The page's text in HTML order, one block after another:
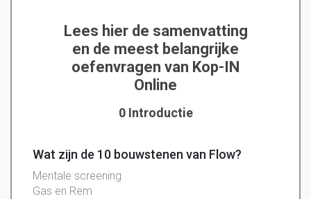
Lees hier de samenvatting
en de meest belangrijke
oefenvragen van Kop-IN
Online
0 Introductie
Wat zijn de 10 bouwstenen van Flow?
Mentale screening
Gas en Rem